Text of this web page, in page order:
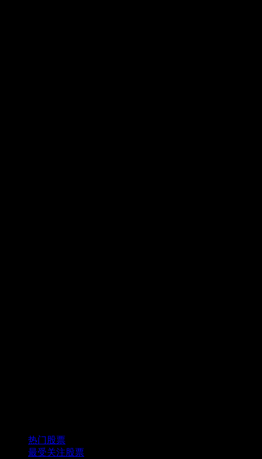
热门股票
最受关注股票